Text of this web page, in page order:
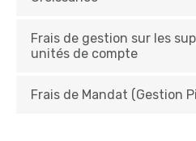
Frais de gestion sur les
unités de compte
Frais de Mandat (Gestion